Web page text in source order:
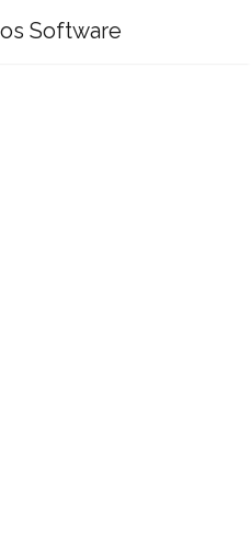
Software